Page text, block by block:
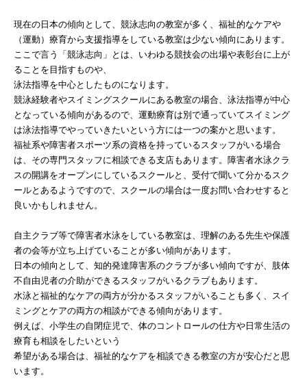
現在の日本の傾向として、競泳志向の教室が多く、福祉的なケアや
（運動）療育から支援指導をしている教室は少ない傾向にあります。
ここで言う「競泳志向」とは、いわゆる競技会の出場や表彰台に上が
ることを目指すものや、
泳法指導を中心としたものになります。
競泳経験者やスイミングスクールにある教室の場合、泳法指導が中心
となっている傾向があるので、運動療育は別で通っていてスイミング
は泳法指導でやっていきたいという方には一つの案かと思います。
福祉系や障害者スポーツ系の資格を持っているスタッフがいる場合
は、その専門スタッフに相談できる支店もあります。障害者水泳クラ
スの開講をオープンにしているスクールと、受付で聞いて分かるスク
ールとあるようですので、スクールの場合は一度お問い合わせすると
良いかもしれません。
自主クラブ等で障害者水泳をしている教室は、理解のある先生や保護
者の会等が立ち上げていることが多い傾向があります。
日本の傾向として、知的発達障害系のクラブが多い傾向ですが、肢体
不自由児者の介助ができるスタッフがいるクラブもあります。
水泳と福祉的なケアの両方が分かるスタッフがいることも多く、スイ
ミングとケアの両方の相談ができる傾向があります。
例えば、小学生の自閉症児で、体のコントロールの仕方や日常生活の
療育も相談をしたいという
希望がある場合は、福祉的なケアを相談できる教室の方が安心だと思
います。